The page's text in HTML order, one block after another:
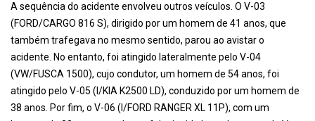
A sequência do acidente envolveu outros veículos. O V-03
(FORD/CARGO 816 S), dirigido por um homem de 41 anos, que
também trafegava no mesmo sentido, parou ao avistar o
acidente. No entanto, foi atingido lateralmente pelo V-04
(VW/FUSCA 1500), cujo condutor, um homem de 54 anos, foi
atingido pelo V-05 (I/KIA K2500 LD), conduzido por um homem de
38 anos. Por fim, o V-06 (I/FORD RANGER XL 11P), com um